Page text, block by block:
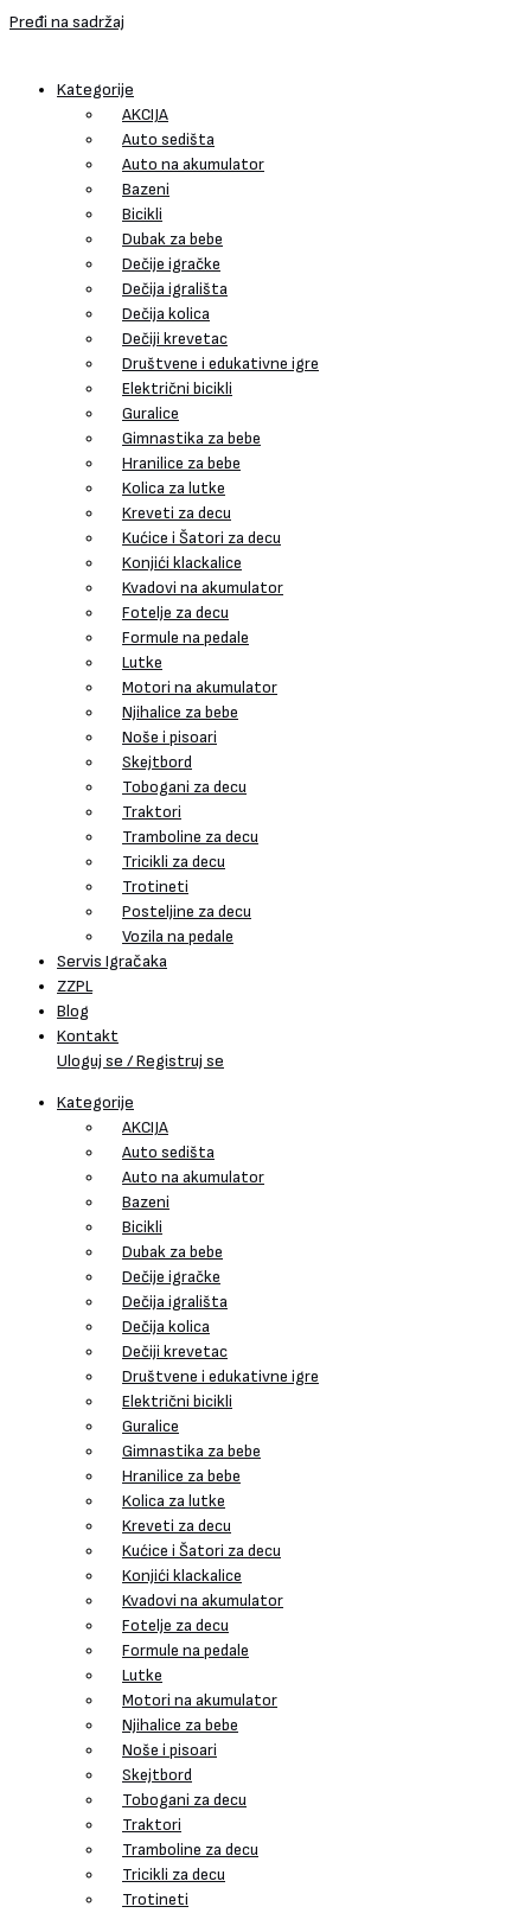
Pređi na sadržaj
Kategorije
AKCIJA
Auto sedišta
Auto na akumulator
Bazeni
Bicikli
Dubak za bebe
Dečije igračke
Dečija igrališta
Dečija kolica
Dečiji krevetac
Društvene i edukativne igre
Električni bicikli
Guralice
Gimnastika za bebe
Hranilice za bebe
Kolica za lutke
Kreveti za decu
Kućice i Šatori za decu
Konjići klackalice
Kvadovi na akumulator
Fotelje za decu
Formule na pedale
Lutke
Motori na akumulator
Njihalice za bebe
Noše i pisoari
Skejtbord
Tobogani za decu
Traktori
Tramboline za decu
Tricikli za decu
Trotineti
Posteljine za decu
Vozila na pedale
Servis Igračaka
ZZPL
Blog
Kontakt
Uloguj se / Registruj se
Kategorije
AKCIJA
Auto sedišta
Auto na akumulator
Bazeni
Bicikli
Dubak za bebe
Dečije igračke
Dečija igrališta
Dečija kolica
Dečiji krevetac
Društvene i edukativne igre
Električni bicikli
Guralice
Gimnastika za bebe
Hranilice za bebe
Kolica za lutke
Kreveti za decu
Kućice i Šatori za decu
Konjići klackalice
Kvadovi na akumulator
Fotelje za decu
Formule na pedale
Lutke
Motori na akumulator
Njihalice za bebe
Noše i pisoari
Skejtbord
Tobogani za decu
Traktori
Tramboline za decu
Tricikli za decu
Trotineti